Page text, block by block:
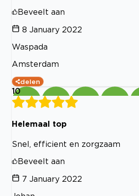
Beveelt aan
8 January 2022
Waspada
Amsterdam
delen
10
Helemaal top
Snel, efficient en zorgzaam
Beveelt aan
7 January 2022